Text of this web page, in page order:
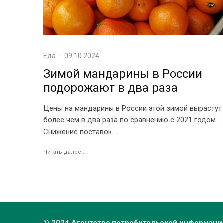
Еда · 09.10.2024
Зимой мандарины в России
подорожают в два раза
Цены на мандарины в России этой зимой вырастут
более чем в два раза по сравнению с 2021 годом.
Снижение поставок...
Читать далее...